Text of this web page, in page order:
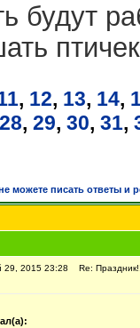
будут
, 12, 13, 14,
28, 29, 30, 31,
29, 2015 23:28 Re: